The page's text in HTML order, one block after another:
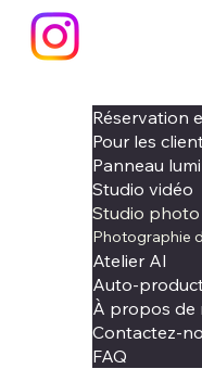
Réservation
Pour les
Panneau
Studio vidéo
Studio photo
Photographie
Atelier AI
Auto-
À propos de
Contactez-
FAQ